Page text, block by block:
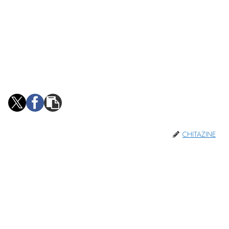
CHITAZINE